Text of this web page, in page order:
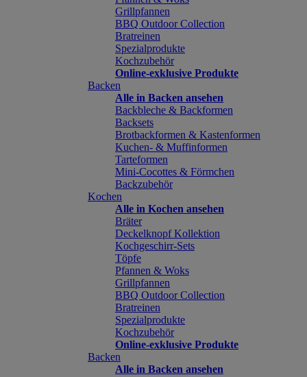
Grillpfannen
BBQ Outdoor Collection
Bratreinen
Spezialprodukte
Kochzubehör
Online-exklusive Produkte
Backen
Alle in Backen ansehen
Backbleche & Backformen
Backsets
Brotbackformen & Kastenformen
Kuchen- & Muffinformen
Tarteformen
Mini-Cocottes & Förmchen
Backzubehör
Kochen
Alle in Kochen ansehen
Bräter
Deckelknopf Kollektion
Kochgeschirr-Sets
Töpfe
Pfannen & Woks
Grillpfannen
BBQ Outdoor Collection
Bratreinen
Spezialprodukte
Kochzubehör
Online-exklusive Produkte
Backen
Alle in Backen ansehen